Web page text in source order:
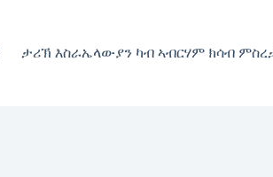
ታሪኽ እስራኤላውያን ካብ ኣብርሃም ክሳብ